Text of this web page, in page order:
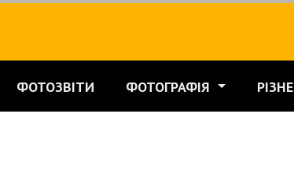
ФОТОЗВІТИ ФОТОГРАФІЯ РІЗНЕ